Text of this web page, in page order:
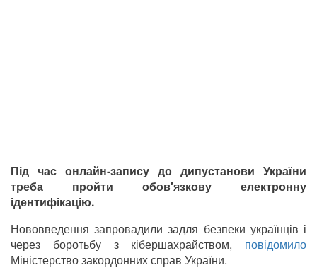
Під час онлайн-запису до дипустанови України
треба пройти обов'язкову електронну
ідентифікацію.
Нововведення запровадили задля безпеки українців і
через боротьбу з кібершахрайством, повідомило
Міністерство закордонних справ України.